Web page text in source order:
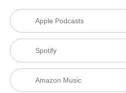
Apple Podcasts
Spotify
Amazon Music